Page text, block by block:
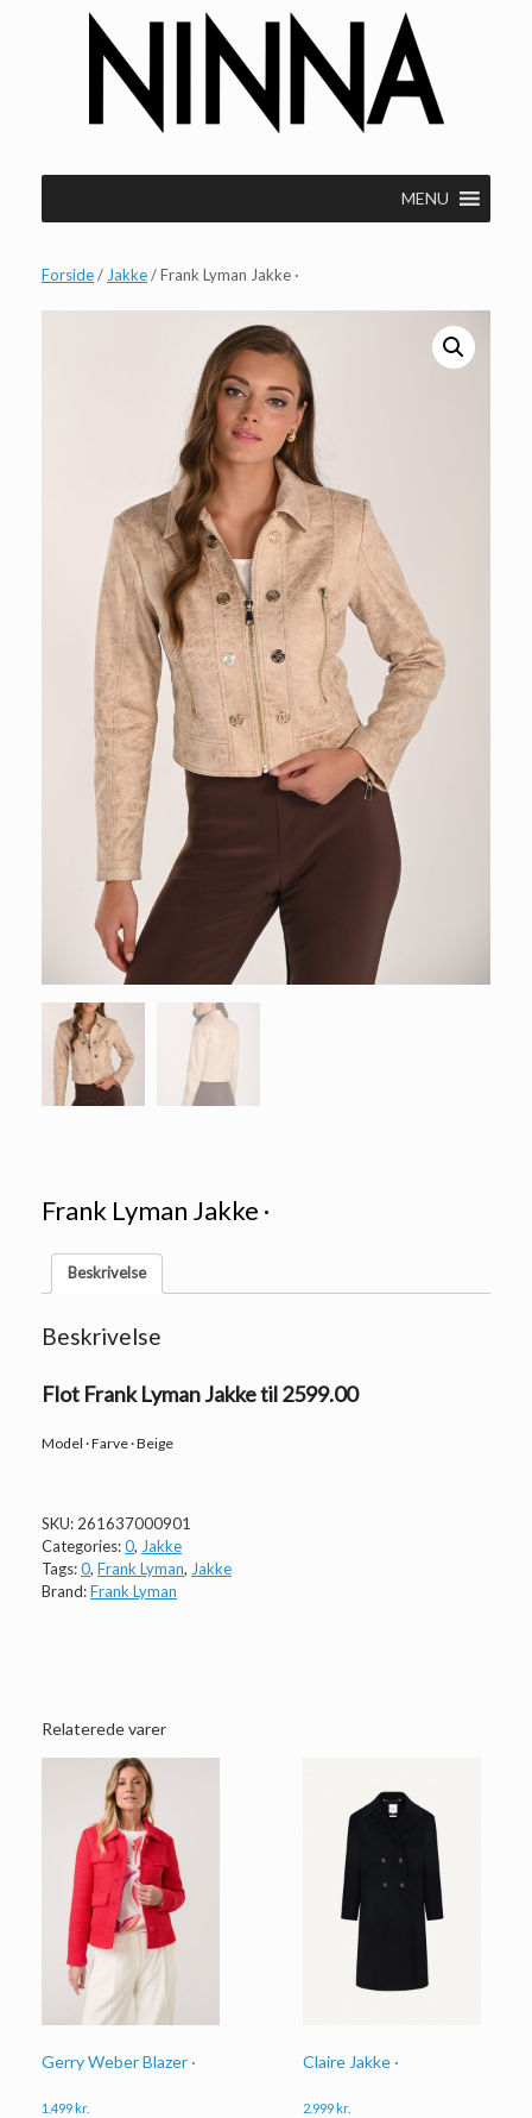
MENU
Forside/ Jakke/ Frank Lyman Jakke ·
Frank Lyman Jakke ·
Beskrivelse
Beskrivelse
Flot Frank Lyman Jakke til 2599.00
Model · Farve · Beige
SKU: 261637000901
Categories:0, Jakke
Tags:0, Frank Lyman, Jakke
Brand:Frank Lyman
Relaterede varer
Gerry Weber Blazer ·
1.499 kr.
Claire Jakke ·
2.999 kr.